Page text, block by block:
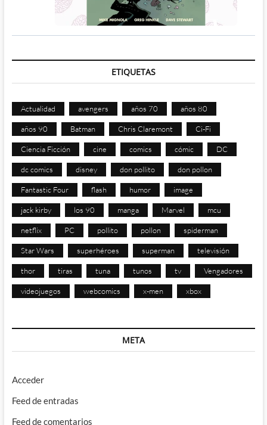
ETIQUETAS
Actualidad avengers años 70 años 80
años 90 Batman Chris Claremont Ci-Fi
Ciencia Ficción cine comics cómic DC
dc comics disney don pollito don pollon
Fantastic Four flash humor image
jack kirby los 90 manga Marvel mcu
netflix PC pollito pollon spiderman
Star Wars superhéroes superman televisión
thor tiras tuna tunos tv Vengadores
videojuegos webcomics x-men xbox
META
Acceder
Feed de entradas
Feed de comentarios